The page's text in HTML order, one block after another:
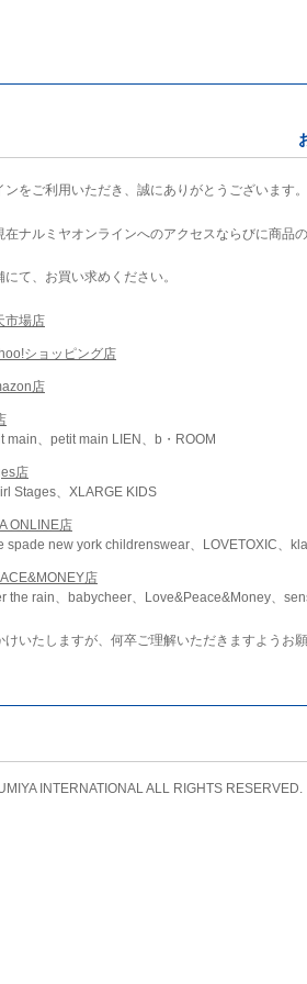
をご利用いただき、誠にありがとうございます。
ナルミヤオンラインへのアクセスならびに商品
て、お買い求めください。
市場店
ショッピング店
店
main、petit main LIEN、b・ROOM
店
Stages、XLARGE KIDS
ONLINE店
spade new york childrenswear、LOVETOXIC、
店
the rain、babycheer、Love&Peace&Money、
いたしますが、何卒ご理解いただきますようお願